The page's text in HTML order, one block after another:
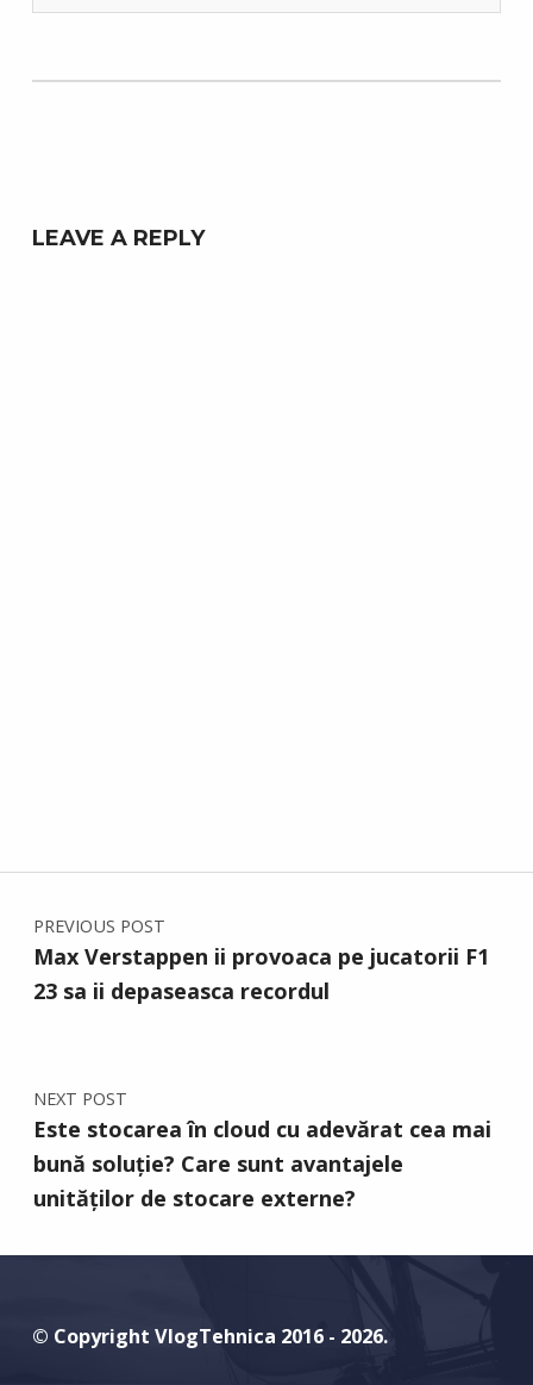
LEAVE A REPLY
Post navigation
PREVIOUS POST
Max Verstappen ii provoaca pe jucatorii F1
23 sa ii depaseasca recordul
NEXT POST
Este stocarea în cloud cu adevărat cea mai
bună soluție? Care sunt avantajele
unităților de stocare externe?
© Copyright VlogTehnica 2016 - 2026.